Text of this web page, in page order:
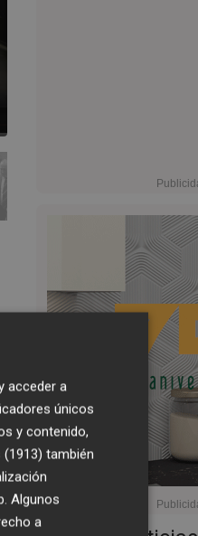
acceder a
únicos
y contenido,
también
Algunos
a